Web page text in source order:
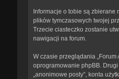
Informacje o tobie są zbierane
plików tymczasowych twojej
Trzecie ciasteczko zostanie
nawigacji na forum.
W czasie przeglądania
oprogramowanie phpBB.
„anonimowe posty”, konta